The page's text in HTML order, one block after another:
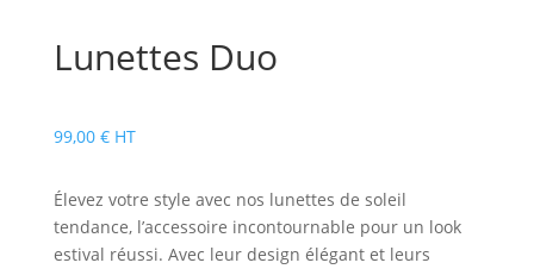
Lunettes Duo
99,00 € HT
Élevez votre style avec nos lunettes de soleil
tendance, l’accessoire incontournable pour un look
estival réussi. Avec leur design élégant et leurs